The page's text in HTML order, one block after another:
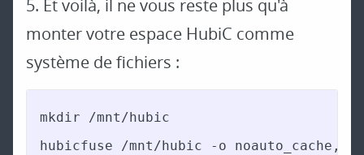
5. Et voilà, il ne vous reste plus qu'à
monter votre espace HubiC comme
système de fichiers :
mkdir /mnt/hubic
hubicfuse /mnt/hubic -o